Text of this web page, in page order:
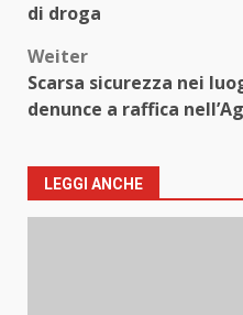
di droga
Weiter
Scarsa sicurezza nei
denunce a raffica
LEGGI ANCHE